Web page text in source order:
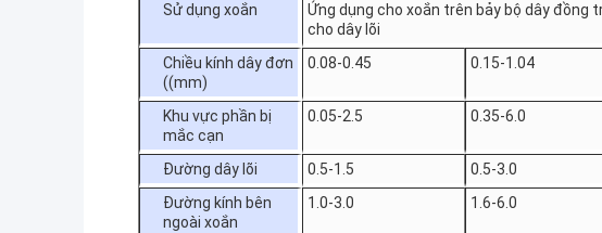
Sử dụng xoắn
Ứng dụng cho xoắn trên bảy bộ dây đồng
cho dây lõi
Chiều kính dây đơn
((mm)
0.08-0.45 0.15-1.04
Khu vực phần bị
mắc cạn
0.05-2.5 0.35-6.0
Đường dây lõi 0.5-1.5
0.5-3.0
Đường kính bên
ngoài xoắn
1.0-3.0 1.6-6.0